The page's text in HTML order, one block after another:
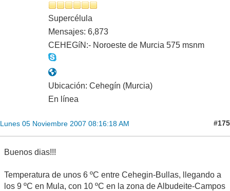
Supercélula
Mensajes: 6,873
CEHEGíN:- Noroeste de Murcia 575 msnm
Ubicación: Cehegín (Murcia)
En línea
Lunes 05 Noviembre 2007 08:16:18 AM #175
Buenos dias!!!
Temperatura de unos 6 ºC entre Cehegin-Bullas, llegando a
los 9 ºC en Mula, con 10 ºC en la zona de Albudeite-Campos